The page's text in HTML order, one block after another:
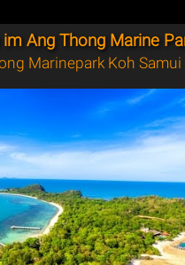
im Ang Thong Marine
Marinepark Koh Samui